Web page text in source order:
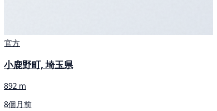
官方
小鹿野町, 埼玉県
892 m
8個月前